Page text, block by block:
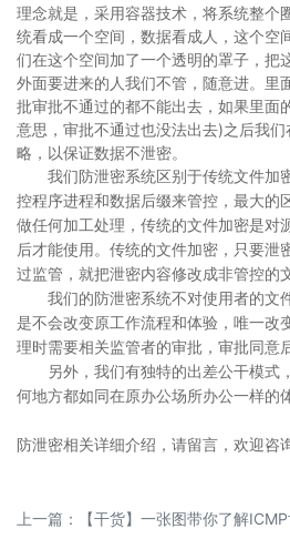
理念就是，采用容器技术，将系统整个
统看成一个空间，数据看成人，这个空
们在这个空间加了一个透明的罩子，把
外面要进来的人我们不管，随意进。里
批审批不通过的都不能出去，如果里面
意思，审批不通过也没法出去)之后我
略，以保证数据不泄密。
我们防泄密系统区别于传统文件加
控程序进程和数据后缀来管控，最大的
做任何加工处理，传统的文件加密是对
后才能使用。传统的文件加密，只要泄
过监管，就把泄密内容修改成非管控的
我们的防泄密系统不对使用者的文
是不会改变原工作流程和体验，唯一改
理时需要相关监管者的审批，审批同意
另外，我们有独特的出差公干模式
何地方都如同在原办公场所办公一样的
防泄密相关详细介绍，请留言，欢迎咨
上一篇： 【干货】一张图带你了解